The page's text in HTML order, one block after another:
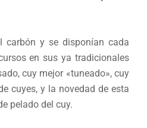
carbón y se disponían cada
en sus ya tradicionales
cuy mejor «tuneado», cuy
cuyes, y la novedad de esta
pelado del cuy.